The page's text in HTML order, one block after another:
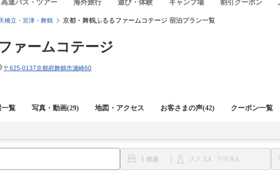
高速バス・ツアー 海外旅行 遊び・体験 キャンプ場 割引クーポン
橋立・宮津・舞鶴 京都・舞鶴ふるるファームコテージ 宿泊プラン一覧
ァームコテージ
〒625-0137京都府舞鶴市瀬崎60
一覧 写真・動画(29) 地図・アクセス お客さまの声(42) クーポン一覧
1 大人 1 子供 0